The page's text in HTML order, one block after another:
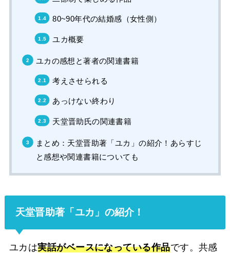
80~90年代の結婚感（女性側）
ユカ概要
ユカの感想と著者の関連書籍
考えさせられる
あっけない終わり
天堂晋助氏の関連書籍
まとめ：天堂晋助著「ユカ」の紹介！あらすじ
と感想や関連書籍についても
天堂晋助著「ユカ」の紹介！
ユカは実話がベースになっている作品です。共感